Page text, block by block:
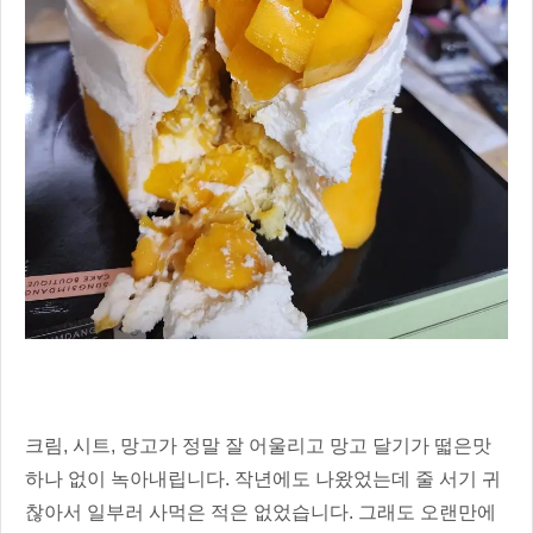
크림, 시트, 망고가 정말 잘 어울리고 망고 달기가 떫은맛
하나 없이 녹아내립니다. 작년에도 나왔었는데 줄 서기 귀
찮아서 일부러 사먹은 적은 없었습니다. 그래도 오랜만에